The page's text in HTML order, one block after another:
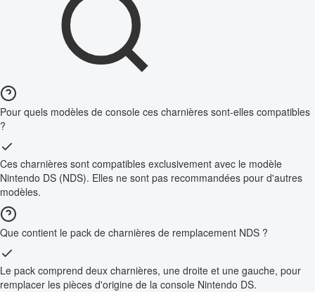
Pour quels modèles de console ces charnières sont-elles compatibles
?
Ces charnières sont compatibles exclusivement avec le modèle
Nintendo DS (NDS). Elles ne sont pas recommandées pour d'autres
modèles.
Que contient le pack de charnières de remplacement NDS ?
Le pack comprend deux charnières, une droite et une gauche, pour
remplacer les pièces d'origine de la console Nintendo DS.